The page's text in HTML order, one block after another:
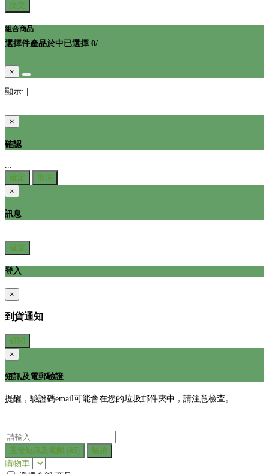
提交
組合商品
選擇件產品於中已選擇 0/
×
顯示:
×
確認
...
確定
取消
×
訊息
確定
登入
×
到貨通知
訂閱
×
短訊及電郵驗證
提醒，驗證碼email可能會在您的垃圾郵件夾中，請注意檢查。
重發短訊及電郵 (45)
驗證
購物車